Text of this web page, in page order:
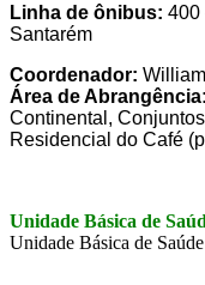
Linha de ônibus: 400
Santarém
Coordenador:
Área de Abrangência:
Continental,
Residencial do Café
Unidade Básica de
Unidade Básica de